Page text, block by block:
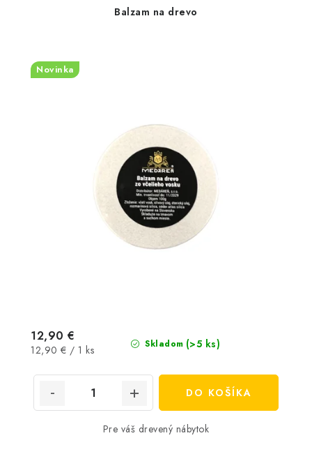
Balzam na drevo
Novinka
Skladom (>5 ks)
12,90 €
Jednotková
12,90 € / 1 ks
DO KOŠÍKA
Pre váš drevený nábytok